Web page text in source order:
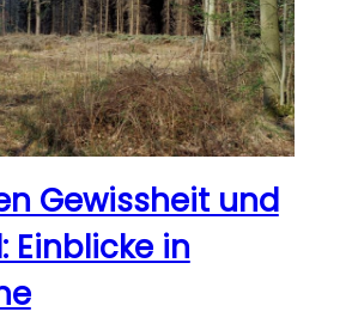
Gewissheit und
Einblicke in